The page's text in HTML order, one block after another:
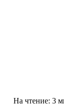
На чтение: 3